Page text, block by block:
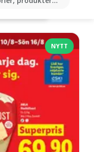
NYTT